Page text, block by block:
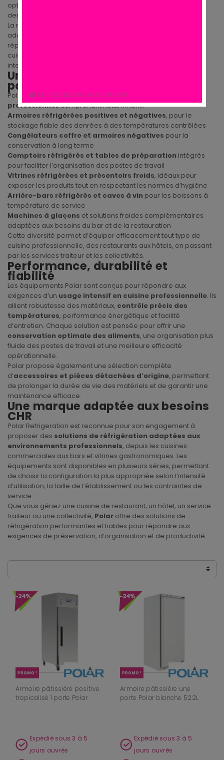
optimiser la conservation, la préparation et le service des
denrées alimentaires en environnement professionnel.
La marque propose une gamme complète de produits
adaptée aux besoins des professionnels, capables de
répondre à des contraintes variées, qu’il s’agisse de petites
cuisines à faible volume ou de grandes installations à usage
intensif.
Une gamme réfrigérée conçue
pour les professionnels
Polar développe une large offre d’équipements de
professionnel, comprenant notamment :
Armoires réfrigérées positives et négatives, pour le
stockage fiable des denrées à des températures contrôlées
Congélateurs coffre et armoires négatives pour la
conservation à long terme
Comptoirs réfrigérés et tables de préparation intégrés
pour faciliter l’organisation des postes de travail
Vitrines réfrigérées et présentoirs froids, idéaux pour
exposer les produits tout en respectant les normes d’hygiène
Arrière-bars réfrigérés et caves à vin pour les boissons à
température de service
Machines à glaçons et solutions froides complémentaires
adaptées aux besoins du bar et de la restauration
Cette diversité permet d’équiper efficacement tout type de
cuisine professionnelle, des restaurants aux hôtels, en passant
par les services traiteur et les collectivités.
Performance, durabilité et
fiabilité
Les équipements Polar sont conçus pour répondre aux
exigences d’un usage intensif en cuisine professionnelle. Ils
allient robustesse des matériaux, contrôle précis des
températures, performance énergétique et facilité
d’entretien. Chaque solution est pensée pour offrir une
conservation optimale des aliments, une organisation plus
fluide des postes de travail et une meilleure efficacité
opérationnelle.
Polar propose également une sélection complète
d’accessoires et pièces détachées d’origine, permettant
de prolonger la durée de vie des matériels et de garantir une
maintenance efficace.
Une marque adaptée aux besoins
CHR
Polar Refrigeration est reconnue pour son engagement à
proposer des solutions de réfrigération adaptées aux
environnements professionnels, depuis les cuisines
commerciales aux bars et vitrines gastronomiques. Les
équipements sont disponibles en plusieurs séries, permettant
de choisir la configuration la plus appropriée selon l’intensité
d’utilisation, la taille de l’établissement ou les contraintes de
service.
Que vous gériez une cuisine de restaurant, un hôtel, un service
traiteur ou une collectivité, Polar offre des solutions de
réfrigération performantes et fiables pour répondre aux
exigences de préservation, d’organisation et de productivité.
-24%
PROMO !
Armoire pâtissière positive
tropicalisé 1 porte Polar
Expédié sous 3 à 5
jours ouvrés
-24%
PROMO !
Armoire pâtissière une
porte Polar blanche 522L
Expédié sous 3 à 5
jours ouvrés
NE PLUS MONTRER CE POPUP.